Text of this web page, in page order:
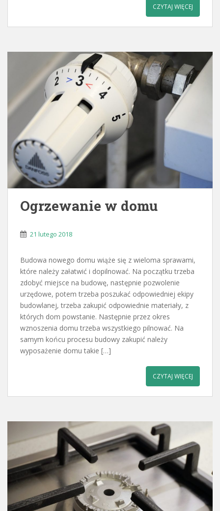
CZYTAJ WIĘCEJ
Ogrzewanie w domu
21 lutego 2018
Budowa nowego domu wiąże się z wieloma sprawami,
które należy załatwić i dopilnować. Na początku trzeba
zdobyć miejsce na budowę, następnie pozwolenie
urzędowe, potem trzeba poszukać odpowiedniej ekipy
budowlanej, trzeba zakupić odpowiednie materiały, z
których dom powstanie. Następnie przez okres
wznoszenia domu trzeba wszystkiego pilnować. Na
samym końcu procesu budowy zakupić należy
wyposażenie domu takie […]
CZYTAJ WIĘCEJ